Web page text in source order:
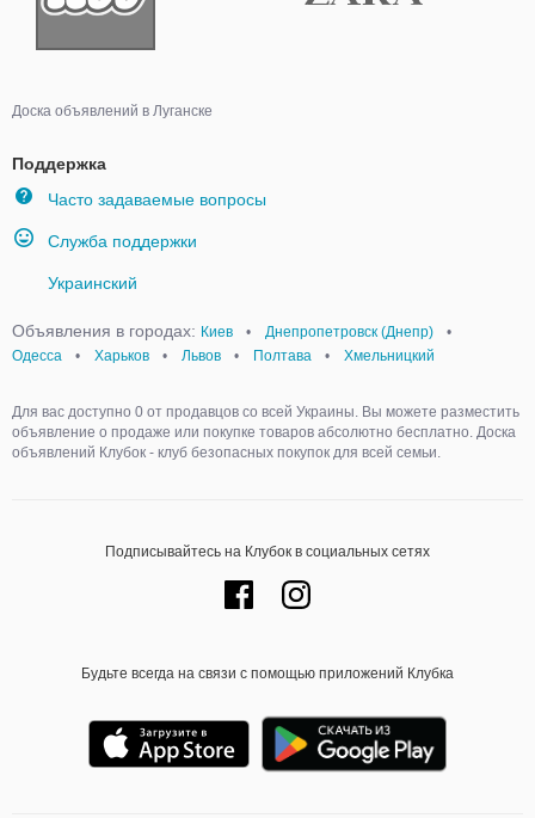
Доска объявлений в Луганске
Поддержка
Часто задаваемые вопросы
Служба поддержки
Украинский
Объявления в городах: Киев • Днепропетровск (Днепр)
•
Одесса
• Харьков • Львов • Полтава • Хмельницкий
Для вас доступно 0 от продавцов со всей Украины. Вы можете разместить
объявление о продаже или покупке товаров абсолютно бесплатно. Доска
объявлений Клубок - клуб безопасных покупок для всей семьи.
Подписывайтесь на Клубок в социальных сетях
Будьте всегда на связи с помощью приложений Клубка